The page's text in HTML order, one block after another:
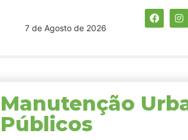
7 de Agosto de 2026
Manutenção
Públicos